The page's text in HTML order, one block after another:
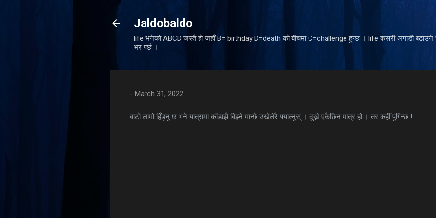
Jaldobaldo
life भनेको ABCD जस्तै हो जहाँ B= birthday D=death को बीचमा C=challenge हुन्छ । life कसरी अगाडी
भर पर्छ ।
- March 31, 2022
बाटो लामो हिँड्नु छ भने यात्रामा काँडाझै बिझ्ने मान्छे उखेलेरै फ्याल्नुस् । दुख्ने एकैछिन मात्र हो । तर कहीँ पुगिन्छ !